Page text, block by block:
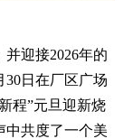
迎接2026年的
30日在厂区广场
程”元旦迎新烧
中共度了一个美